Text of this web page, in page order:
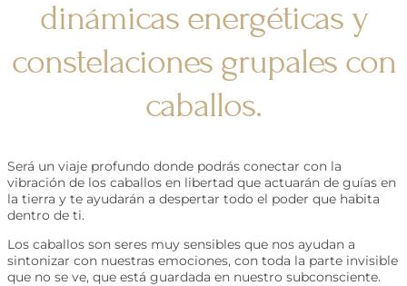
dinámicas energéticas y
constelaciones grupales con
caballos.
Será un viaje profundo donde podrás conectar con la
vibración de los caballos en libertad que actuarán de guías en
la tierra y te ayudarán a despertar todo el poder que habita
dentro de ti.
Los caballos son seres muy sensibles que nos ayudan a
sintonizar con nuestras emociones, con toda la parte invisible
que no se ve, que está guardada en nuestro subconsciente.